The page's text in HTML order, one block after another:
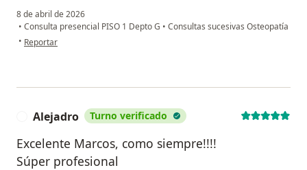
8 de abril de 2026
• Consulta presencial PISO 1 Depto G • Consultas sucesivas Osteopatía
• en opinión del usuario PEM
Reportar
Alejadro Turno verificado
Excelente Marcos, como siempre!!!!
Súper profesional